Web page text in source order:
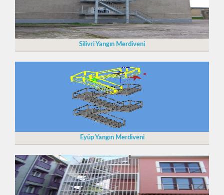
Silivri Yangın Merdiveni
Eyüp Yangın Merdiveni